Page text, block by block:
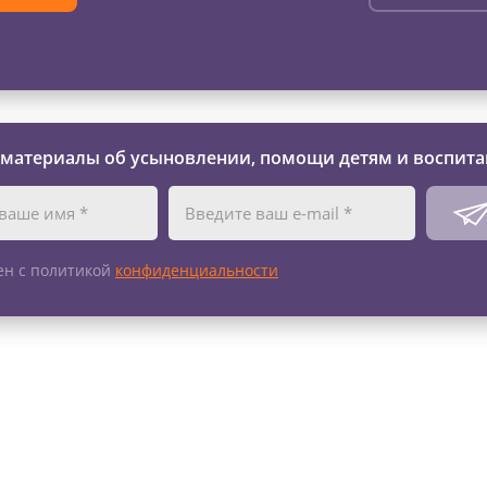
об усыновлении, помощи детям и
с политикой конфиденциальности